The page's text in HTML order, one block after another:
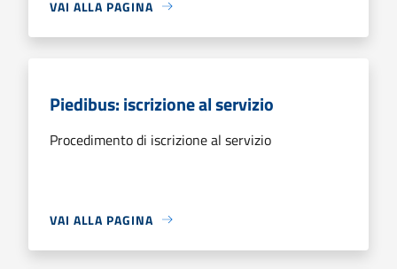
VAI ALLA PAGINA
Piedibus: iscrizione al servizio
Procedimento di iscrizione al servizio
VAI ALLA PAGINA